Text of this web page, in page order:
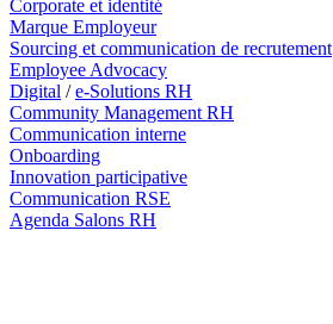
Corporate et identité
Marque Employeur
Sourcing et communication de recrutement
Employee Advocacy
Digital /e-Solutions RH
Community Management RH
Communication interne
Onboarding
Innovation participative
Communication RSE
Agenda Salons RH